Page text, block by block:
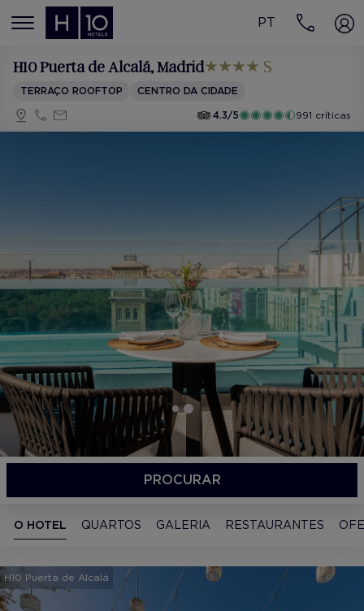
MENÚ
PT
H10 Puerta de Alcalá, Madrid
TERRAÇO ROOFTOP
CENTRO DA CIDADE
4.3/5
991 críticas
PROCURAR
O HOTEL QUARTOS GALERIA RESTAURANTES
H10 Puerta de Alcalá